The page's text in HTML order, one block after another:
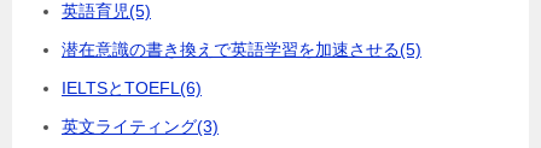
英語育児(5)
潜在意識の書き換えで英語学習を加速させる(5)
IELTSとTOEFL (6)
英文ライティング(3)